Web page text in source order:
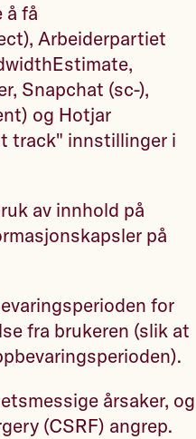
å få
Arbeiderpartiet
Snapchat (sc-),
og Hotjar
track" innstillinger i
av innhold på
på
for
fra brukeren (slik at
årsaker, og
(CSRF) angrep.